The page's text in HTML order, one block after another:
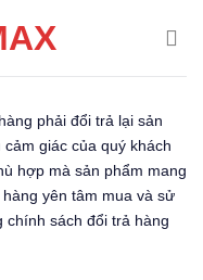
phải đổi trả lại sản
giác của quý khách
hợp mà sản phẩm mang
yên tâm mua và sử
chính sách đổi trả hàng